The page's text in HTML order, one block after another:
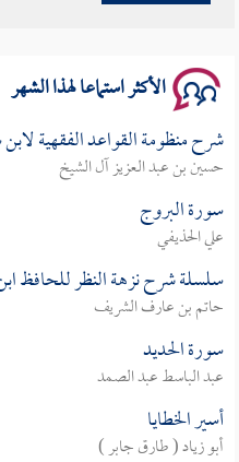
الأكثر استماعا لهذا الشهر
شرح منظومة القواعد الفقهية
حسين بن عبد العزيز آل الشيخ
سورة البروج
علي الحذيفي
سلسلة شرح نزهة النظر للحافظ
حاتم بن عارف الشريف
سورة الحديد
عبد الباسط عبد الصمد
أسير الخطايا
أبو زياد ( طارق جابر )